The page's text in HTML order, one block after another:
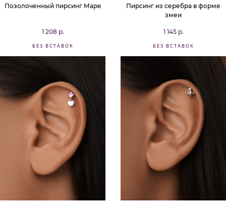
Позолоченный пирсинг Маре
1 208 р.
БЕЗ ВСТАВОК
Пирсинг из серебра в форме
змеи
1 145 р.
БЕЗ ВСТАВОК